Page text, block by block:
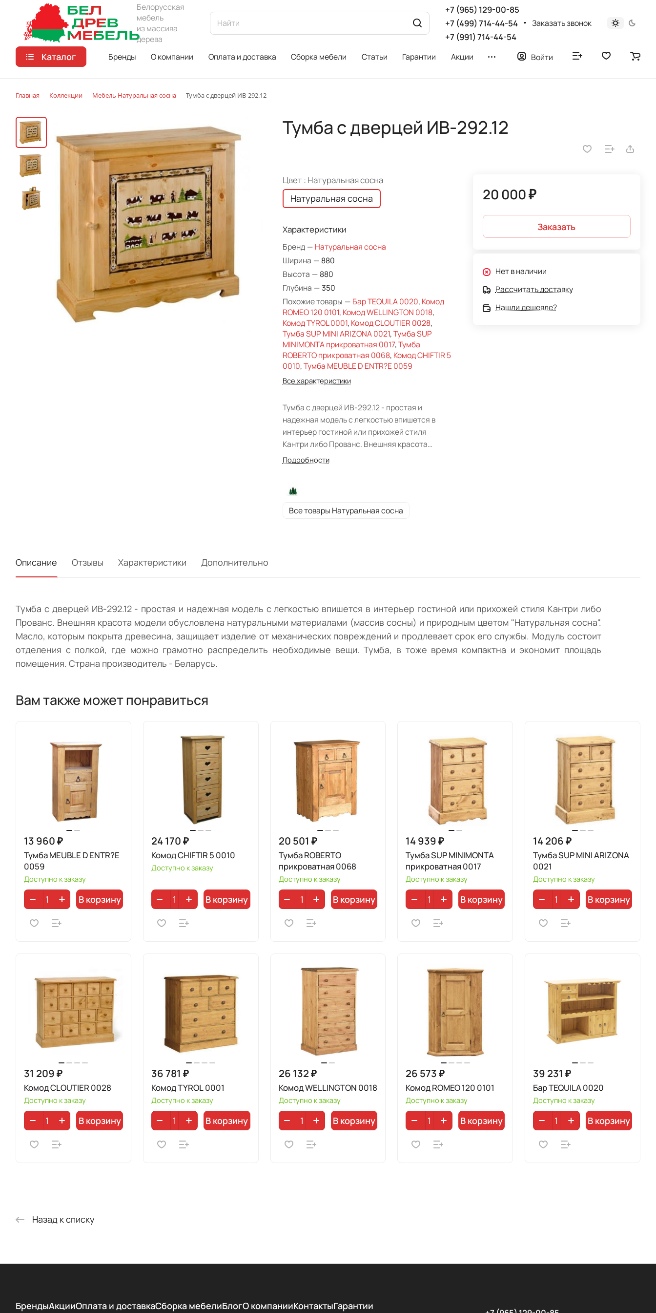
Белорусская
мебель
из массива
дерева
+7 (965) 129-00-85
+7 (499) 714-44-54
+7 (991) 714-44-54
Заказать звонок
Каталог Бренды О компании Оплата и доставка Сборка мебели Статьи Гарантии Акции Войти
Главная Коллекции Мебель Натуральная сосна Тумба с дверцей ИВ-292.12
Тумба с дверцей ИВ-292.12
Цвет : Натуральная сосна
Натуральная сосна
Характеристики
Бренд — Натуральная сосна
Ширина — 880
Высота — 880
Глубина — 350
Похожие товары — Бар TEQUILA 0020, Комод
ROMEO 120 0101, Комод WELLINGTON 0018,
Комод TYROL 0001, Комод CLOUTIER 0028,
Тумба SUP MINI ARIZONA 0021,Тумба SUP
MINIMONTA прикроватная 0017,Тумба
ROBERTO прикроватная 0068, Комод CHIFTIR 5
0010,Тумба MEUBLE D ENTR?E 0059
Все характеристики
Тумба с дверцей ИВ-292.12 - простая и
надежная модель с легкостью впишется в
интерьер гостиной или прихожей стиля
Кантри либо Прованс. Внешняя красота
модели обусловлена натуральными
покрыта древесина, защищает изделие от
механических повреждений и продлевает
срок его службы. Модуль состоит отделения с
Подробности
Все товары Натуральная сосна
20 000 ₽
Заказать
Нет в наличии
Рассчитать доставку
Нашли дешевле?
Описание Отзывы Характеристики Дополнительно
Тумба с дверцей ИВ-292.12 - простая и надежная модель с легкостью впишется в интерьер гостиной или прихожей стиля Кантри либо
Прованс. Внешняя красота модели обусловлена натуральными материалами (массив сосны) и природным цветом "Натуральная сосна".
Масло, которым покрыта древесина, защищает изделие от механических повреждений и продлевает срок его службы. Модуль состоит
отделения с полкой, где можно грамотно распределить необходимые вещи. Тумба, в тоже время компактна и экономит площадь
помещения. Страна производитель - Беларусь.
Вам также может понравиться
13 960 ₽
Тумба MEUBLE D ENTR?E
0059
Доступно к заказу
В корзину
24 170 ₽
Комод CHIFTIR 5 0010
Доступно к заказу
В корзину
20 501 ₽
Тумба ROBERTO
прикроватная 0068
Доступно к заказу
В корзину
14 939 ₽
Тумба SUP MINIMONTA
прикроватная 0017
Доступно к заказу
В корзину
14 206 ₽
Тумба SUP MINI ARIZONA
0021
Доступно к заказу
В корзину
31 209 ₽
Комод CLOUTIER 0028
Доступно к заказу
В корзину
36 781 ₽
Комод TYROL 0001
Доступно к заказу
В корзину
26 132 ₽
Комод WELLINGTON 0018
Доступно к заказу
В корзину
26 573 ₽
Комод ROMEO 120 0101
Доступно к заказу
В корзину
39 231 ₽
Бар TEQUILA 0020
Доступно к заказу
В корзину
Назад к списку
БрендыАкцииОплата и доставкаСборка мебелиБлогО компанииКонтактыГарантии